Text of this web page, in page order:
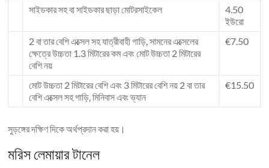
সাইডকার সহ বা সাইডকার ছাড়া মোটরসাইকেল
4.50
ইউরো
2 বা তার বেশি এক্সেল সহ যাত্রীবাহী গাড়ি, সামনের এক্সেলের
ক্ষেত্রে উচ্চতা 1.3 মিটারের কম এবং মোট উচ্চতা 2 মিটারের
বেশি নয়
€7.50
মোট উচ্চতা 2 মিটারের বেশি এবং 3 মিটারের বেশি নয় 2 বা তার
বেশি এক্সেল সহ গাড়ি, মিনিবাস এবং ভ্যান
€15.50
সুড়ঙ্গের দক্ষিণ দিকে অর্থপ্রদান করা হয়।
মরিস লেমায়ার টানেল